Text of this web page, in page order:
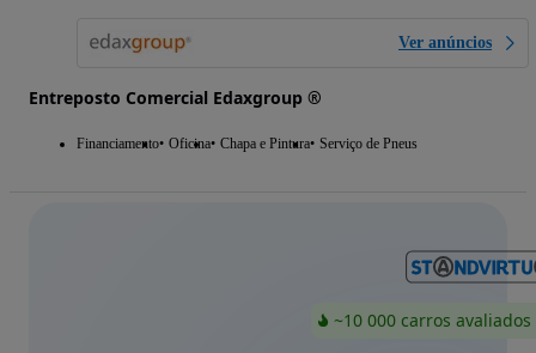
Ver anúncios
Entreposto Comercial Edaxgroup ®
Financiamento Oficina Chapa e Pintura Serviço de Pneus
~10 000 carros